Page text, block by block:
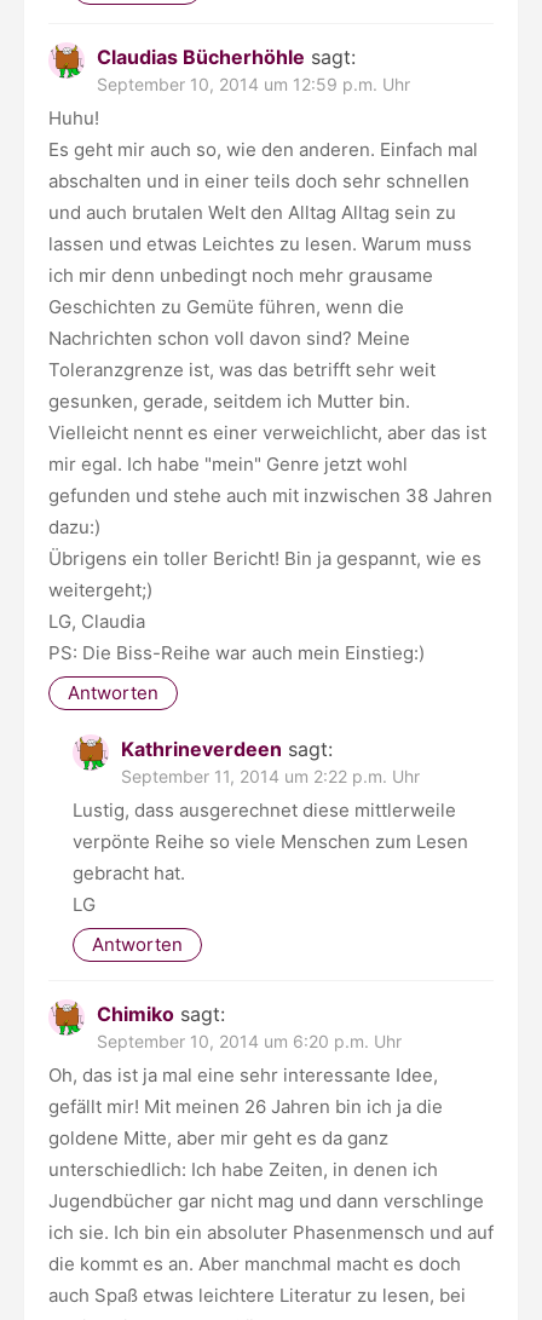
Claudias Bücherhöhle sagt:
September 10, 2014 um 12:59 p.m. Uhr
Huhu!
Es geht mir auch so, wie den anderen. Einfach mal
abschalten und in einer teils doch sehr schnellen
und auch brutalen Welt den Alltag Alltag sein zu
lassen und etwas Leichtes zu lesen. Warum muss
ich mir denn unbedingt noch mehr grausame
Geschichten zu Gemüte führen, wenn die
Nachrichten schon voll davon sind? Meine
Toleranzgrenze ist, was das betrifft sehr weit
gesunken, gerade, seitdem ich Mutter bin.
Vielleicht nennt es einer verweichlicht, aber das ist
mir egal. Ich habe "mein" Genre jetzt wohl
gefunden und stehe auch mit inzwischen 38 Jahren
dazu:)
Übrigens ein toller Bericht! Bin ja gespannt, wie es
weitergeht;)
LG, Claudia
PS: Die Biss-Reihe war auch mein Einstieg:)
Antworten
Kathrineverdeen sagt:
September 11, 2014 um 2:22 p.m. Uhr
Lustig, dass ausgerechnet diese mittlerweile
verpönte Reihe so viele Menschen zum Lesen
gebracht hat.
LG
Antworten
Chimiko sagt:
September 10, 2014 um 6:20 p.m. Uhr
Oh, das ist ja mal eine sehr interessante Idee,
gefällt mir! Mit meinen 26 Jahren bin ich ja die
goldene Mitte, aber mir geht es da ganz
unterschiedlich: Ich habe Zeiten, in denen ich
Jugendbücher gar nicht mag und dann verschlinge
ich sie. Ich bin ein absoluter Phasenmensch und auf
die kommt es an. Aber manchmal macht es doch
auch Spaß etwas leichtere Literatur zu lesen, bei